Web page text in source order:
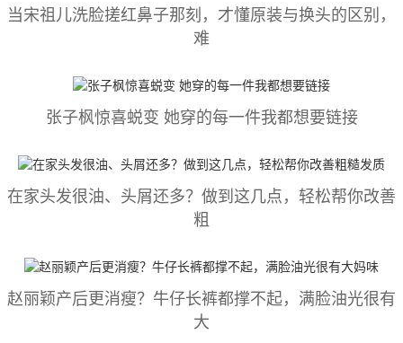
当宋祖儿洗脸搓红鼻子那刻，才懂原装与换头的区别，
难
张子枫惊喜蜕变 她穿的每一件我都想要链接
在家头发很油、头屑还多？做到这几点，轻松帮你改善
粗
赵丽颖产后更消瘦？牛仔长裤都撑不起，满脸油光很有
大